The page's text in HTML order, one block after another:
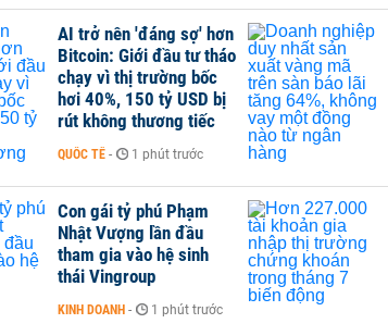
AI trở nên 'đáng sợ' hơn
Bitcoin: Giới đầu tư tháo
chạy vì thị trường bốc
hơi 40%, 150 tỷ USD bị
rút không thương tiếc
QUỐC TẾ - 1 phút trước
Con gái tỷ phú Phạm
Nhật Vượng lần đầu
tham gia vào hệ sinh
thái Vingroup
KINH DOANH - 1 phút trước